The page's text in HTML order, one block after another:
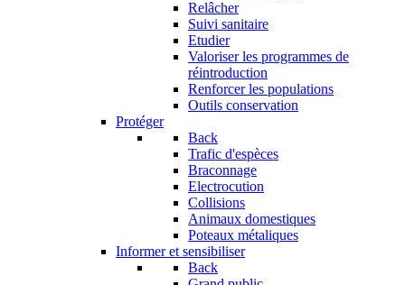
Relâcher
Suivi sanitaire
Etudier
Valoriser les programmes de
réintroduction
Renforcer les populations
Outils conservation
Protéger
Back
Trafic d'espèces
Braconnage
Electrocution
Collisions
Animaux domestiques
Poteaux métaliques
Informer et sensibiliser
Back